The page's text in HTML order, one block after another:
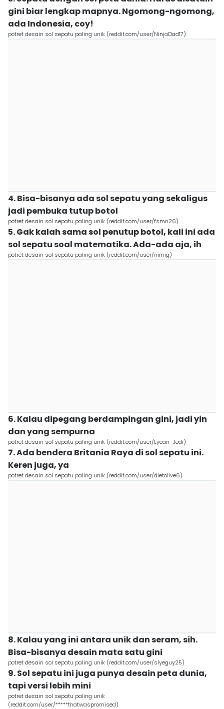
gini biar lengkap mapnya. Ngomong-ngomong,
ada Indonesia, coy!
potret desain sol sepatu paling unik (reddit.com/user/NinjaDad17)
4. Bisa-bisanya ada sol sepatu yang sekaligus
jadi pembuka tutup botol
potret desain sol sepatu paling unik (reddit.com/user/fsmn26)
5. Gak kalah sama sol penutup botol, kali ini ada
sol sepatu soal matematika. Ada-ada aja, ih
potret desain sol sepatu paling unik (reddit.com/user/nimig)
6. Kalau dipegang berdampingan gini, jadi yin
dan yang sempurna
potret desain sol sepatu paling unik (reddit.com/user/Lycan_Jedi)
7. Ada bendera Britania Raya di sol sepatu ini.
Keren juga, ya
potret desain sol sepatu paling unik (reddit.com/user/dietolive6)
8. Kalau yang ini antara unik dan seram, sih.
Bisa-bisanya desain mata satu gini
potret desain sol sepatu paling unik (reddit.com/user/slyeguy25)
9. Sol sepatu ini juga punya desain peta dunia,
tapi versi lebih mini
potret desain sol sepatu paling unik
(reddit.com/user/*****thatwaspromised)